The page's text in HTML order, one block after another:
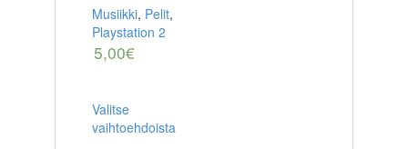
Musiikki, Pelit,
Playstation 2
5,00€
Valitse
vaihtoehdoista